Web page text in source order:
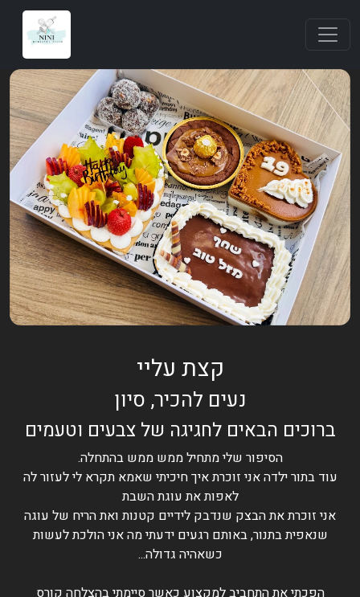
קצת עליי
נעים להכיר, סיון
ברוכים הבאים לחגיגה של צבעים וטעמים
הסיפור שלי מתחיל ממש ממש בהתחלה.
עוד בתור ילדה אני זוכרת איך חיכיתי שאמא תקרא לי לעזור לה
לאפות את עוגת השבת
אני זוכרת את הבצק שנדבק לידיים קטנות ואת הריח של עוגה
שנאפית בתנור, באותם רגעים ידעתי מה אני הולכת לעשות
כשאהיה גדולה...